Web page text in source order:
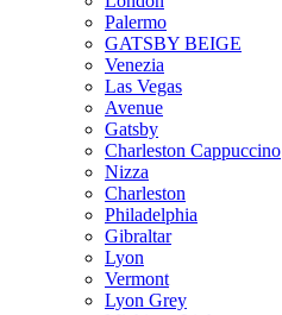
Palermo
GATSBY BEIGE
Venezia
Las Vegas
Avenue
Gatsby
Charleston Cappuccino
Nizza
Charleston
Philadelphia
Gibraltar
Lyon
Vermont
Lyon Grey